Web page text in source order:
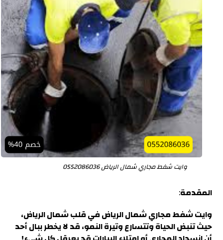
وايت شفط مجاري شمال الرياض 0552086036
المقدمة:
وايت شفط مجاري شمال الرياض في قلب شمال الرياض،
حيث تنبض الحياة وتتسارع وتيرة النمو، قد لا يخطر ببال أحد